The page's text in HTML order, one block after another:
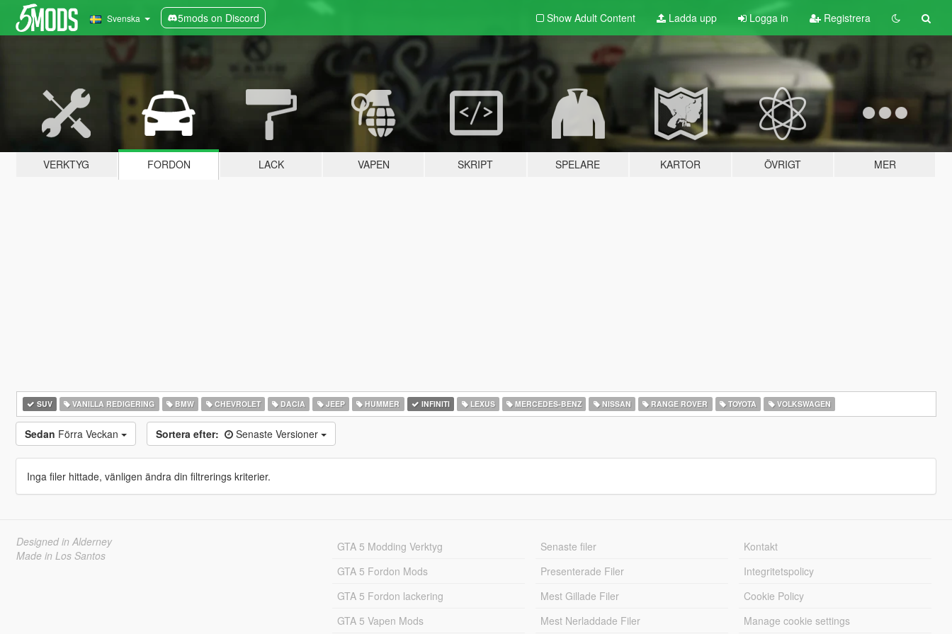
Svenska 5mods on Discord Show Adult Content Ladda upp Logga in Registrera
VERKTYG FORDON LACK VAPEN SKRIPT SPELARE KARTOR ÖVRIGT MER
SUV VANILLA REDIGERING BMW CHEVROLET DACIA JEEP HUMMER INFINITI LEXUS MERCEDES-BENZ NISSAN RANGE ROVER TOYOTA VOLKSWAGEN
Sedan Förra Veckan Sortera efter: Senaste Versioner
Inga filer hittade, vänligen ändra din filtrerings kriterier.
Designed in Alderney
Made in Los Santos
GTA 5 Modding Verktyg
GTA 5 Fordon Mods
GTA 5 Fordon lackering
GTA 5 Vapen Mods
Senaste filer
Presenterade Filer
Mest Gillade Filer
Mest Nerladdade Filer
Kontakt
Integritetspolicy
Cookie Policy
Manage cookie settings